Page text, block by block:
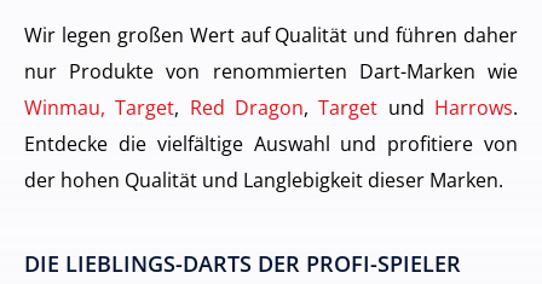
Wir legen großen Wert auf Qualität und führen daher
nur Produkte von renommierten Dart-Marken wie
Winmau, Target, Red Dragon,Target und Harrows.
Entdecke die vielfältige Auswahl und profitiere von
der hohen Qualität und Langlebigkeit dieser Marken.
DIE LIEBLINGS-DARTS DER PROFI-SPIELER